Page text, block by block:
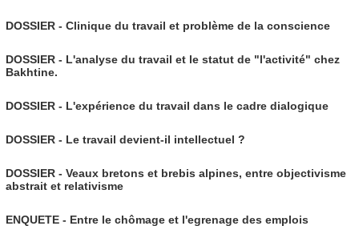
DOSSIER - Clinique du travail et problème de la conscience
DOSSIER - L'analyse du travail et le statut de "l'activité" chez
Bakhtine.
DOSSIER - L'expérience du travail dans le cadre dialogique
DOSSIER - Le travail devient-il intellectuel ?
DOSSIER - Veaux bretons et brebis alpines, entre objectivisme
abstrait et relativisme
ENQUETE - Entre le chômage et l'egrenage des emplois